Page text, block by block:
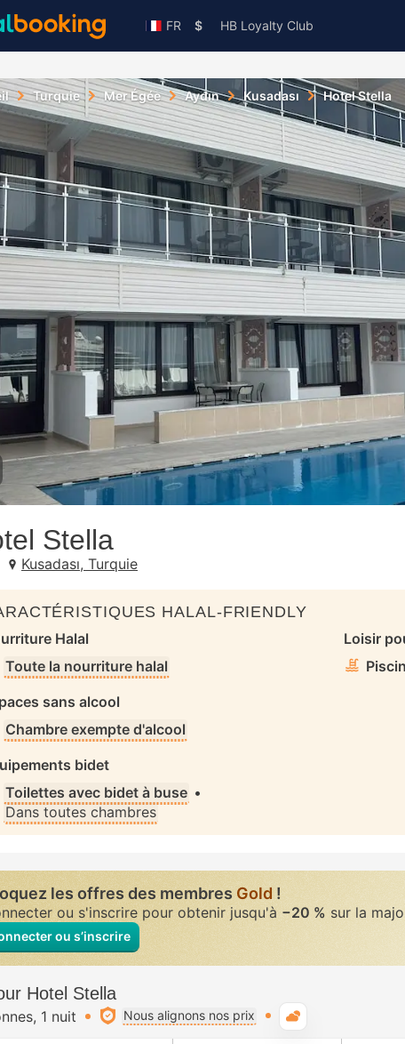
FR $ HB Loyalty Club
Turquie Mer Égée Aydın Kusadası Hotel Stella
Stella
stars: 2Kusadası, Turquie
HALAL-FRIENDLY
Halal
Toute la nourriture halal
sans alcool
Chambre exempte d'alcool
bidet
Toilettes avec bidet à buse •
Dans toutes chambres
Loisir
les offres des membres Gold!
ou s'inscrire pour obtenir jusqu'à −20 % sur la
ou s’inscrire
Hotel Stella
1 nuit Nous alignons nos prix